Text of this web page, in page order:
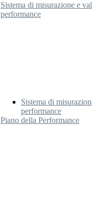
Sistema di misurazione e
performance
Sistema di
performance
Piano della Performance